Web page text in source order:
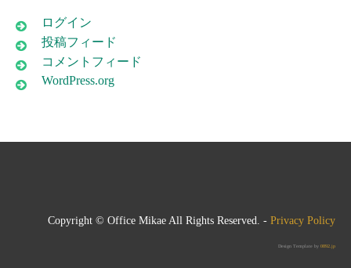
ログイン
投稿フィード
コメントフィード
WordPress.org
Copyright © Office Mikae All Rights Reserved. - Privacy Policy
Design Template by 0892.jp